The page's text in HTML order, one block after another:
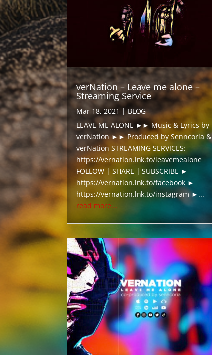
verNation – Leave me alone –
Streaming Service
Mar 18, 2021 |BLOG
LEAVE ME ALONE ►► Music & Lyrics by
verNation ►► Produced by Senncoria &
verNation STREAMING SERVICES:
https://vernation.lnk.to/leavemealone
FOLLOW | SHARE | SUBSCRIBE ►
https://vernation.lnk.to/facebook ►
https://vernation.lnk.to/instagram ►...
read more...